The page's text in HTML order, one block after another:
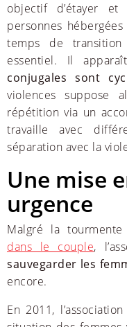
objectif d’étayer
personnes
temps de
essentiel. Il
conjugales sont
violences suppose
répétition via un
travaille avec
séparation avec la
Une mise
urgence
Malgré la
dans le couple,
sauvegarder les
encore.
En 2011,